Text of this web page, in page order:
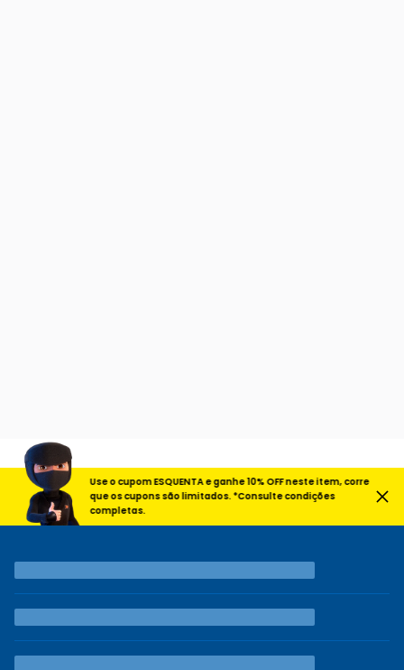
Use o cupom ESQUENTA e ganhe 10% OFF neste item, corre
que os cupons são limitados. *Consulte condições
completas.